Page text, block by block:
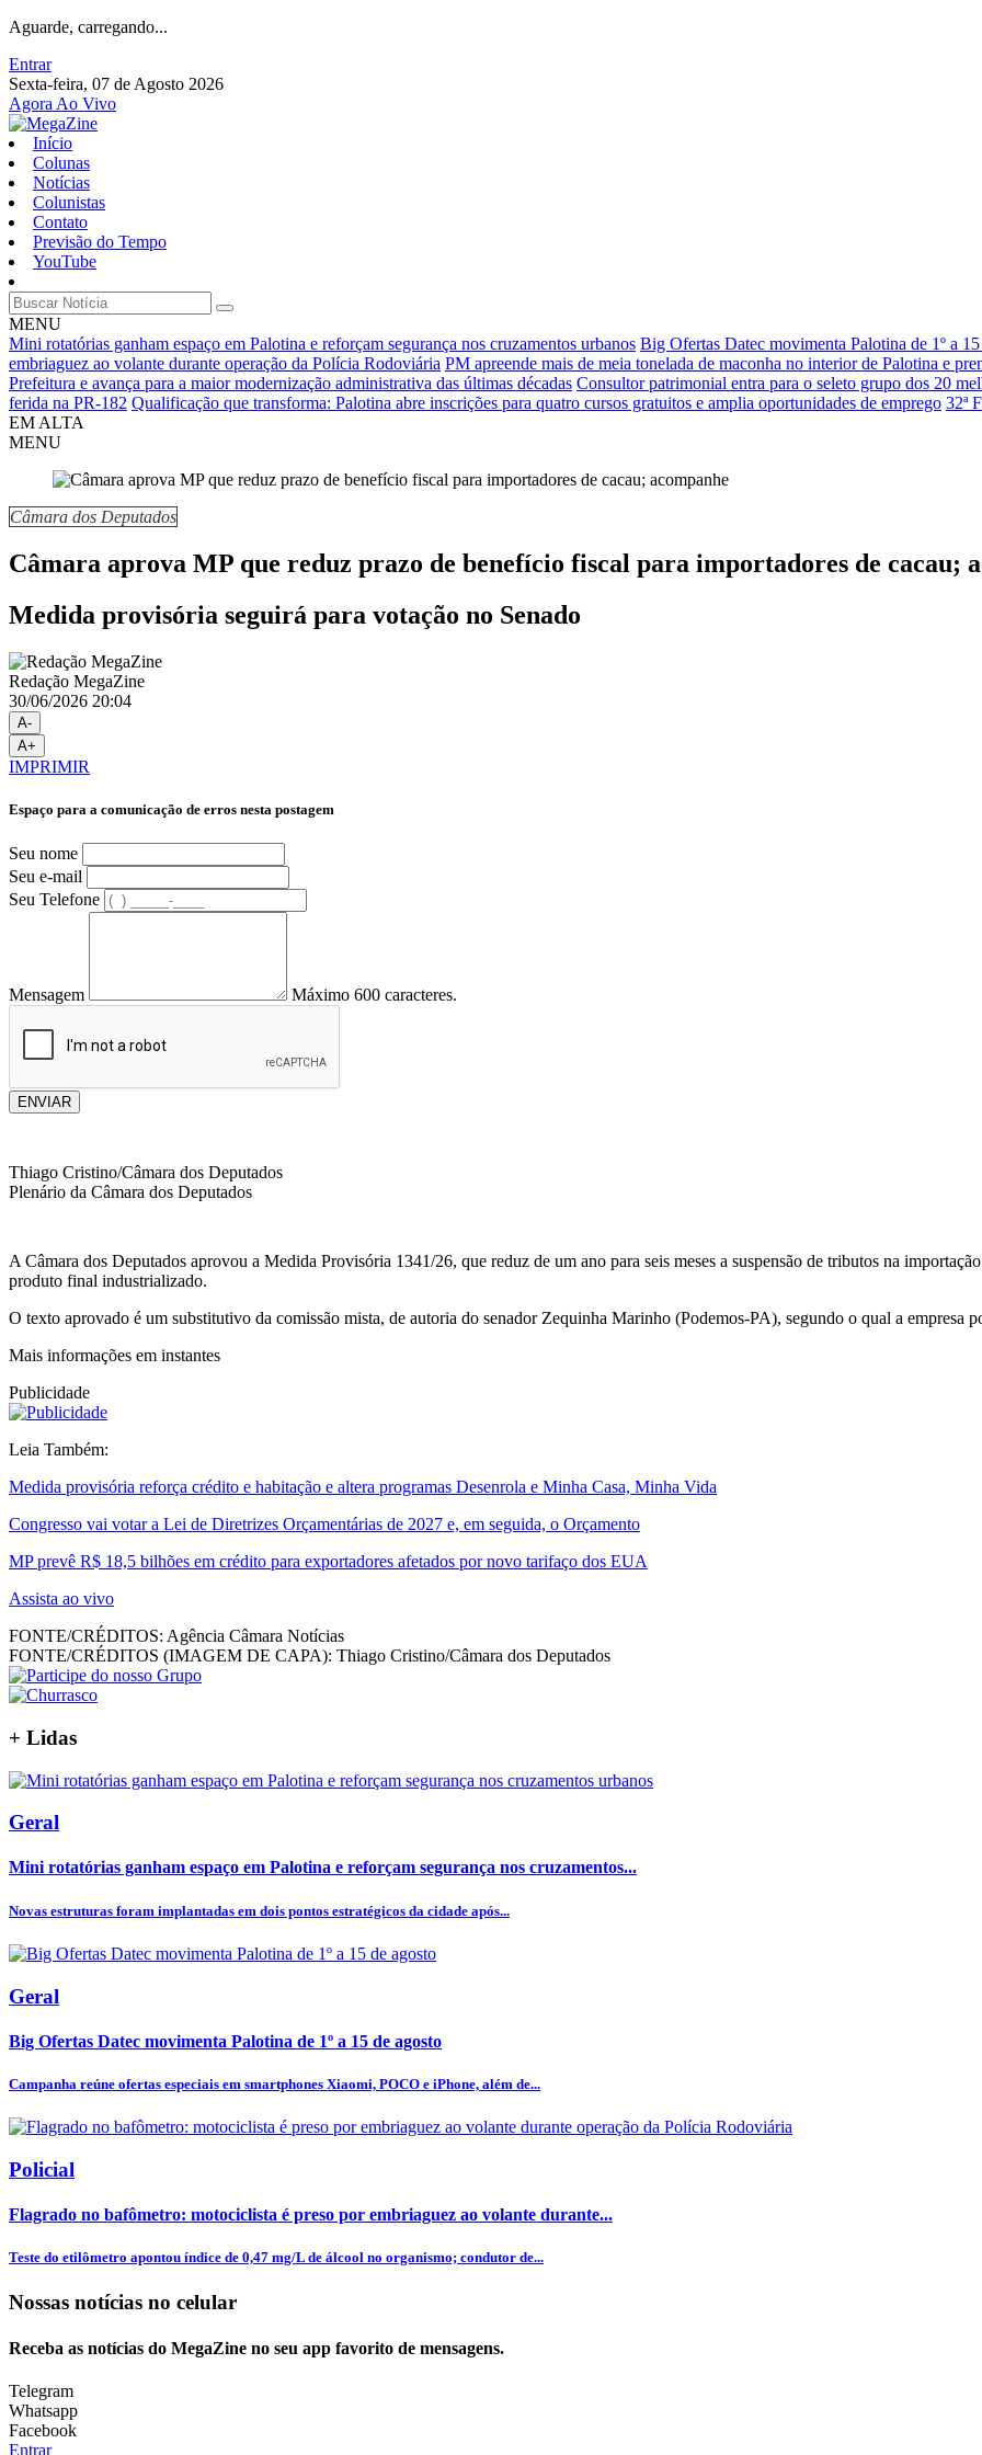
Aguarde, carregando...
Entrar
Sexta-feira, 07 de Agosto 2026
Agora Ao Vivo
Início
Colunas
Notícias
Colunistas
Contato
Previsão do Tempo
YouTube
MENU
Mini rotatórias ganham espaço em Palotina e reforçam segurança nos cruzamentos urbanos Big Ofertas Datec movimenta Palotina de 1º a
embriaguez ao volante durante operação da Polícia Rodoviária PM apreende mais de meia tonelada de maconha no interior de Palotina e
Prefeitura e avança para a maior modernização administrativa das últimas décadas Consultor patrimonial entra para o seleto grupo dos 20
ferida na PR-182 Qualificação que transforma: Palotina abre inscrições para quatro cursos gratuitos e amplia oportunidades de emprego 32ª
EM ALTA
MENU
Câmara dos Deputados
Câmara aprova MP que reduz prazo de benefício fiscal para importadores de cacau;
Medida provisória seguirá para votação no Senado
Redação MegaZine
30/06/2026 20:04
A-
A+
IMPRIMIR
Espaço para a comunicação de erros nesta postagem
Seu nome
Seu e-mail
Seu Telefone
Mensagem Máximo 600 caracteres.
ENVIAR
Thiago Cristino/Câmara dos Deputados
Plenário da Câmara dos Deputados
A Câmara dos Deputados aprovou a Medida Provisória 1341/26, que reduz de um ano para seis meses a suspensão de tributos na
produto final industrializado.
O texto aprovado é um substitutivo da comissão mista, de autoria do senador Zequinha Marinho (Podemos-PA), segundo o qual a empresa
Mais informações em instantes
Publicidade
Leia Também:
Medida provisória reforça crédito e habitação e altera programas Desenrola e Minha Casa, Minha Vida
Congresso vai votar a Lei de Diretrizes Orçamentárias de 2027 e, em seguida, o Orçamento
MP prevê R$ 18,5 bilhões em crédito para exportadores afetados por novo tarifaço dos EUA
Assista ao vivo
FONTE/CRÉDITOS: Agência Câmara Notícias
FONTE/CRÉDITOS (IMAGEM DE CAPA): Thiago Cristino/Câmara dos Deputados
+ Lidas
Geral
Mini rotatórias ganham espaço em Palotina e reforçam segurança nos cruzamentos...
Novas estruturas foram implantadas em dois pontos estratégicos da cidade após...
Geral
Big Ofertas Datec movimenta Palotina de 1º a 15 de agosto
Campanha reúne ofertas especiais em smartphones Xiaomi, POCO e iPhone, além de...
Policial
Flagrado no bafômetro: motociclista é preso por embriaguez ao volante durante...
Teste do etilômetro apontou índice de 0,47 mg/L de álcool no organismo; condutor de...
Nossas notícias no celular
Receba as notícias do MegaZine no seu app favorito de mensagens.
Telegram
Whatsapp
Facebook
Entrar